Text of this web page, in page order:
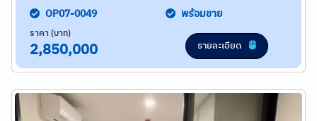
OP07-0049 พร้อมขาย
ราคา (บาท)
2,850,000 รายละเอียด